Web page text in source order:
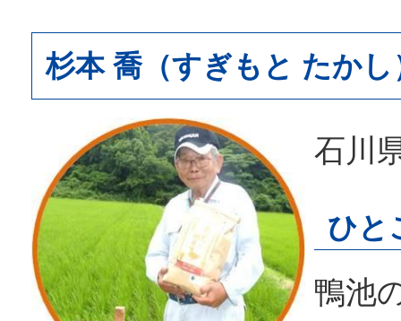
杉本 喬（すぎもと たかし
石川
ひと
鴨池